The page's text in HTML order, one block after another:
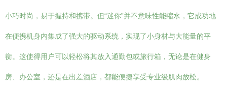
小巧时尚，易于握持和携带。但“迷你”并不意味性能缩水，它成功地
在便携机身内集成了强大的驱动系统，实现了小身材与大能量的平
衡。这使得用户可以轻松将其放入通勤包或旅行箱，无论是在健身
房、办公室，还是在出差酒店，都能便捷享受专业级肌肉放松。